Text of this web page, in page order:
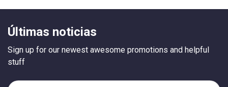
Últimas noticias
Sign up for our newest awesome promotions and helpful
stuff